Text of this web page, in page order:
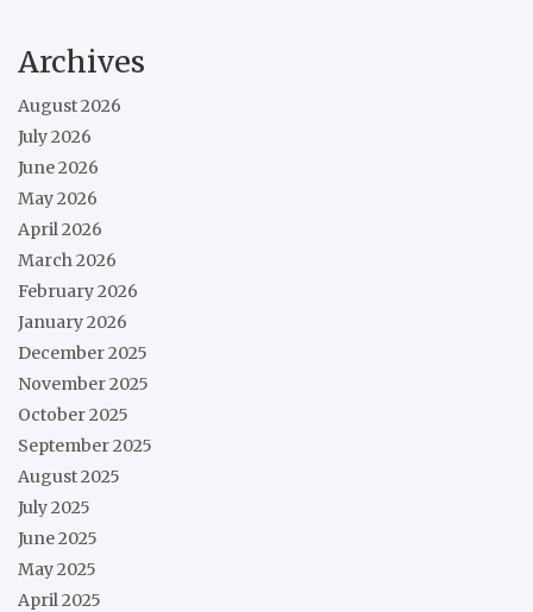
Archives
August 2026
July 2026
June 2026
May 2026
April 2026
March 2026
February 2026
January 2026
December 2025
November 2025
October 2025
September 2025
August 2025
July 2025
June 2025
May 2025
April 2025